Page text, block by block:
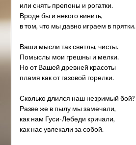
или снять препоны и рогатки.
Вроде бы и некого винить,
в том, что мы давно играем в прятки.
Ваши мысли так светлы, чисты.
Помыслы мои грешны и мелки.
Но от Вашей древней красоты
пламя как от газовой горелки.
Сколько длился наш незримый бой?
Разве же в пылу мы замечали,
как нам Гуси-Лебеди кричали,
как нас увлекали за собой.